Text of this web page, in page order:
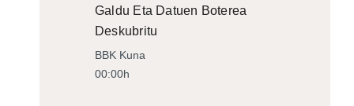
Galdu Eta Datuen Boterea
Deskubritu
BBK Kuna
00:00h